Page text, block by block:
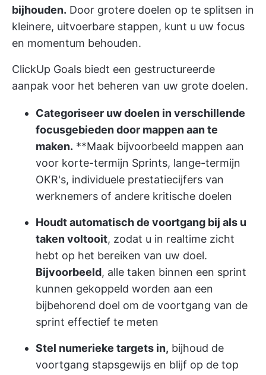
bijhouden. Door grotere doelen op te splitsen in
kleinere, uitvoerbare stappen, kunt u uw focus
en momentum behouden.
ClickUp Goals biedt een gestructureerde
aanpak voor het beheren van uw grote doelen.
Categoriseer uw doelen in verschillende
focusgebieden door mappen aan te
maken. **Maak bijvoorbeeld mappen aan
voor korte-termijn Sprints, lange-termijn
OKR's, individuele prestatiecijfers van
werknemers of andere kritische doelen
Houdt automatisch de voortgang bij als u
taken voltooit, zodat u in realtime zicht
hebt op het bereiken van uw doel.
Bijvoorbeeld, alle taken binnen een sprint
kunnen gekoppeld worden aan een
bijbehorend doel om de voortgang van de
sprint effectief te meten
Stel numerieke targets in, bijhoud de
voortgang stapsgewijs en blijf op de top